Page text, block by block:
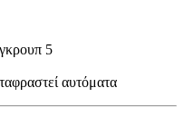
5
αυτόματα